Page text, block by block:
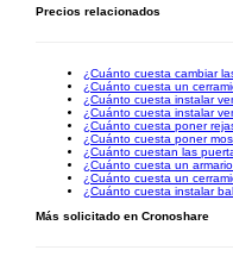
Precios relacionados
¿Cuánto cuesta cambiar
¿Cuánto cuesta un
¿Cuánto cuesta instalar
¿Cuánto cuesta instalar
¿Cuánto cuesta poner
¿Cuánto cuesta poner
¿Cuánto cuestan las
¿Cuánto cuesta un
¿Cuánto cuesta un
¿Cuánto cuesta instalar
Más solicitado en Cronoshare